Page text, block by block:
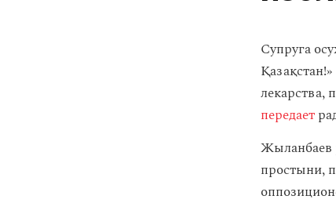
Супруга
лекарства,
передает
Жыланбаев
простыни,